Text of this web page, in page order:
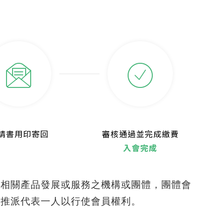
書用印寄回
審核通過並完成繳費
入會完成
關產品發展或服務之機構或團體，團體會
派代表一人以行使會員權利。